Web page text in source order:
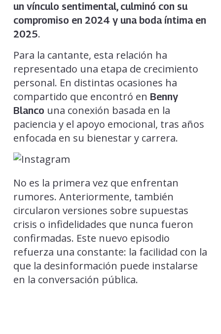
un vínculo sentimental, culminó con su
compromiso en 2024 y una boda íntima en
2025.
Para la cantante, esta relación ha
representado una etapa de crecimiento
personal. En distintas ocasiones ha
compartido que encontró en Benny
Blanco una conexión basada en la
paciencia y el apoyo emocional, tras años
enfocada en su bienestar y carrera.
No es la primera vez que enfrentan
rumores. Anteriormente, también
circularon versiones sobre supuestas
crisis o infidelidades que nunca fueron
confirmadas. Este nuevo episodio
refuerza una constante: la facilidad con la
que la desinformación puede instalarse
en la conversación pública.